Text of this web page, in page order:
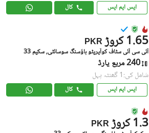
ایس ایم ایس کال
PKR 1.65 کروڑ
آئی سی آئی سٹاف کوآپریٹو ہاؤسنگ سوسائٹی, سکیم 33
240 مربع یارڈ
شامل کی:1 گھنٹہ پہل
ایس ایم ایس کال
PKR 1.3 کروڑ